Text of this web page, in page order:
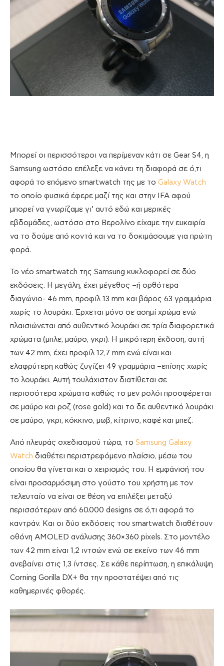
Μπορεί οι περισσότεροι να περίμεναν κάτι σε Gear S4, η
Samsung ωστόσο επέλεξε να κάνει τη διαφορά σε ό,τι
αφορά το επόμενο smartwatch της με το Galaxy Watch
το οποίο φυσικά έφερε μαζί της και στην IFA αφού
μπορεί να γνωρίζαμε γι’ αυτό εδώ και μερικές
εβδομάδες, ωστόσο στο Βερολίνο είχαμε την ευκαιρία
να το δούμε από κοντά και να το δοκιμάσουμε για πρώτη
φορά.
Το νέο smartwatch της Samsung κυκλοφορεί σε δύο
εκδόσεις. H μεγάλη, έχει μέγεθος –ή ορθότερα
διαγώνιο- 46 mm, προφίλ 13 mm και βάρος 63 γραμμάρια
χωρίς το λουράκι. Έρχεται μόνο σε ασημί χρώμα ενώ
πλαισιώνεται από αυθεντικό λουράκι σε τρία διαφορετικά
χρώματα (μπλε, μαύρο, γκρι). Η μικρότερη έκδοση, αυτή
των 42 mm, έχει προφίλ 12,7 mm ενώ είναι και
ελαφρύτερη καθώς ζυγίζει 49 γραμμάρια –επίσης χωρίς
το λουράκι. Αυτή τουλάχιστον διατίθεται σε
περισσότερα χρώματα καθώς το μεν ρολόι προσφέρεται
σε μαύρο και ροζ (rose gold) και το δε αυθεντικό λουράκι
σε μαύρο, γκρι, κόκκινο, μωβ, κίτρινο, καφέ και μπεζ.
Από πλευράς σχεδιασμού τώρα, το Samsung Galaxy
Watch διαθέτει περιστρεφόμενο πλαίσιο, μέσω του
οποίου θα γίνεται και ο χειρισμός του. Η εμφάνισή του
είναι προσαρμόσιμη στο γούστο του χρήστη με τον
τελευταίο να είναι σε θέση να επιλέξει μεταξύ
περισσότερων από 60.000 designs σε ό,τι αφορά το
καντράν. Και οι δύο εκδόσεις του smartwatch διαθέτουν
οθόνη AMOLED ανάλυσης 360×360 pixels. Στο μοντέλο
των 42 mm είναι 1,2 ιντσών ενώ σε εκείνο των 46 mm
ανεβαίνει στις 1,3 ίντσες. Σε κάθε περίπτωση, η επικάλυψη
Corning Gorilla DX+ θα την προστατέψει από τις
καθημερινές φθορές.